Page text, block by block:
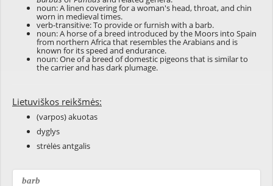
noun: A linen covering for a woman's head, throat, and chin
worn in medieval times.
verb-transitive: To provide or furnish with a barb.
noun: A horse of a breed introduced by the Moors into Spain
from northern Africa that resembles the Arabians and is
known for its speed and endurance.
noun: One of a breed of domestic pigeons that is similar to
the carrier and has dark plumage.
Lietuviškos reikšmės:
(varpos) akuotas
dyglys
strėlės antgalis
barb